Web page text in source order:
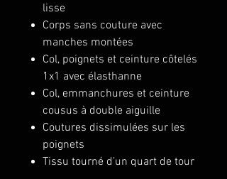
lisse
Corps sans couture avec
manches montées
Col, poignets et ceinture côtelés
1x1 avec élasthanne
Col, emmanchures et ceinture
cousus à double aiguille
Coutures dissimulées sur les
poignets
Tissu tourné d’un quart de tour